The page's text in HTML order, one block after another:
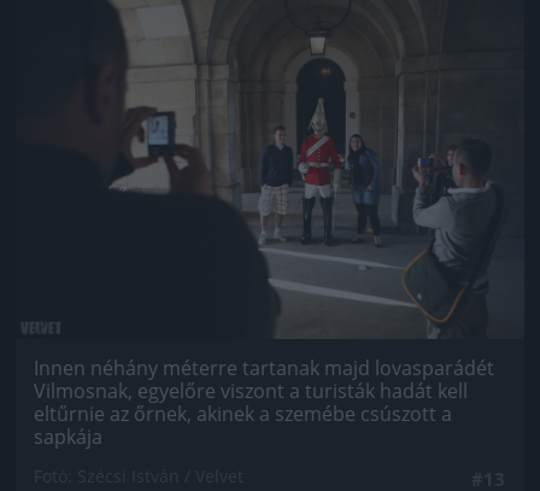
Jön még kép!
Innen néhány méterre tartanak majd lovasparádét
Vilmosnak, egyelőre viszont a turisták hadát kell
eltűrnie az őrnek, akinek a szemébe csúszott a
sapkája